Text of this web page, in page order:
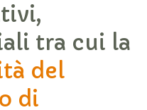
tra cui la
del
di